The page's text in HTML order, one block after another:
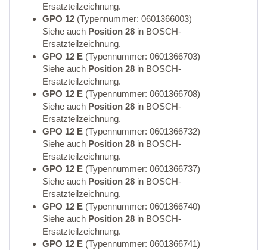
Ersatzteilzeichnung.
GPO 12 (Typennummer: 0601366003)
Siehe auch Position 28 in BOSCH-
Ersatzteilzeichnung.
GPO 12 E (Typennummer: 0601366703)
Siehe auch Position 28 in BOSCH-
Ersatzteilzeichnung.
GPO 12 E (Typennummer: 0601366708)
Siehe auch Position 28 in BOSCH-
Ersatzteilzeichnung.
GPO 12 E (Typennummer: 0601366732)
Siehe auch Position 28 in BOSCH-
Ersatzteilzeichnung.
GPO 12 E (Typennummer: 0601366737)
Siehe auch Position 28 in BOSCH-
Ersatzteilzeichnung.
GPO 12 E (Typennummer: 0601366740)
Siehe auch Position 28 in BOSCH-
Ersatzteilzeichnung.
GPO 12 E (Typennummer: 0601366741)